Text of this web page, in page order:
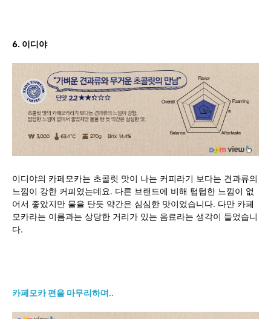
6. 이디야
이디야의 카페모카는 초콜릿 맛이 나는 커피라기 보다는 견과류의
느낌이 강한 커피였는데요. 다른 브랜드에 비해 텁텁한 느낌이 없
어서 좋았지만 물을 탄듯 약간은 심심한 맛이었습니다. 다만 카페
모카라는 이름과는 상당한 거리가 있는 음료라는 생각이 들었습니
다.
카페모카 편을 마무리하며..